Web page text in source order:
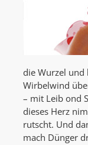
die Wurzel
Wirbelwind
– mit Leib ond
dieses Herz
rutscht. Und
mach Dünger